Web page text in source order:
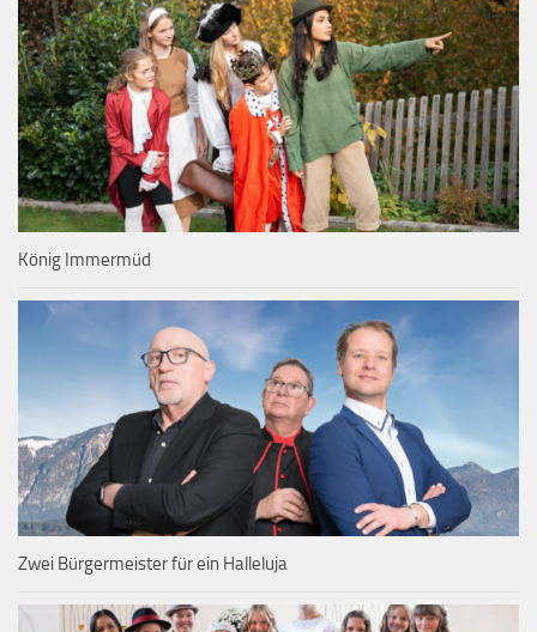
König Immermüd
Zwei Bürgermeister für ein Halleluja